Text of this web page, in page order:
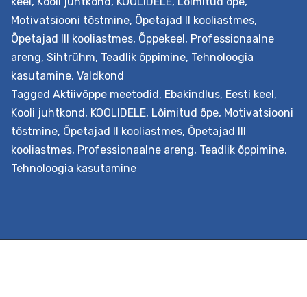
täpsemalt loodus-, täppisteaduste ja tehnoloogia
Motivatsiooni tõstmine, Õpetajad II kooliastmes,
Õpetajad III kooliastmes, Õppekeel, Professionaalne
areng, Sihtrühm, Teadlik õppimine, Tehnoloogia
kasutamine, Valdkond
Tagged Aktiivõppe meetodid, Ebakindlus, Eesti keel,
Kooli juhtkond, KOOLIDELE, Lõimitud õpe, Motivatsiooni
tõstmine, Õpetajad II kooliastmes, Õpetajad III
kooliastmes, Professionaalne areng, Teadlik õppimine,
Tehnoloogia kasutamine